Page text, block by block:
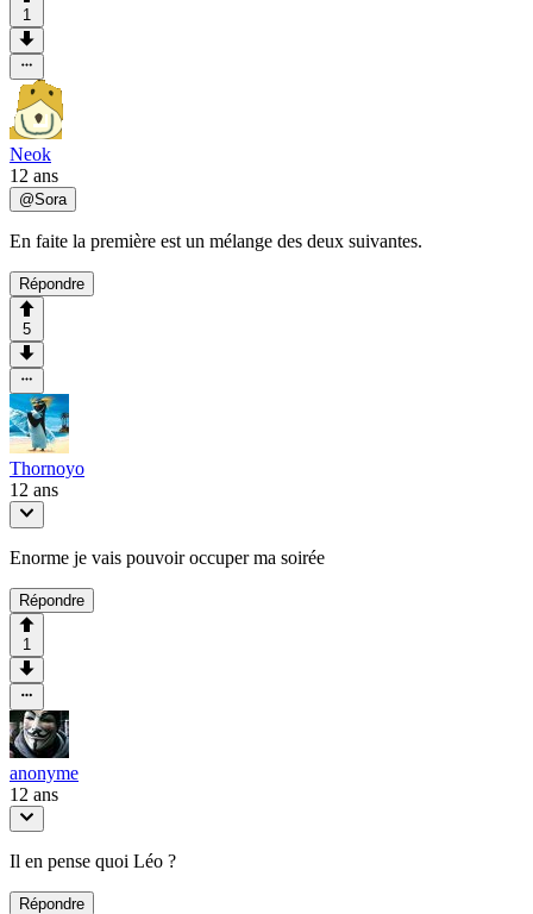
1
Neok
12 ans
@Sora
En faite la première est un mélange des deux suivantes.
Répondre
5
Thornoyo
12 ans
Enorme je vais pouvoir occuper ma soirée
Répondre
1
anonyme
12 ans
Il en pense quoi Léo ?
Répondre